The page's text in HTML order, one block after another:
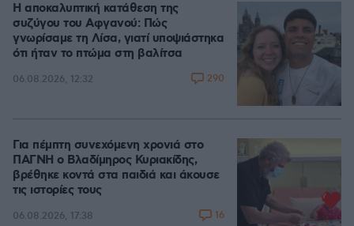
Η αποκαλυπτική κατάθεση της
συζύγου του Αφγανού: Πώς
γνωρίσαμε τη Λίσα, γιατί υποψιάστηκα
ότι ήταν το πτώμα στη βαλίτσα
06.08.2026, 12:32 290
Για πέμπτη συνεχόμενη χρονιά στο
ΠΑΓΝΗ ο Βλαδίμηρος Κυριακίδης,
βρέθηκε κοντά στα παιδιά και άκουσε
τις ιστορίες τους
06.08.2026, 17:38 16